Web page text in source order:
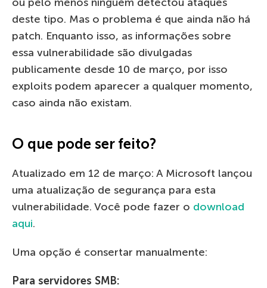
deste tipo. Mas o problema é que ainda não há
patch. Enquanto isso, as informações sobre
essa vulnerabilidade são divulgadas
publicamente desde 10 de março, por isso
exploits podem aparecer a qualquer momento,
caso ainda não existam.
O que pode ser feito?
Atualizado em 12 de março: A Microsoft lançou
uma atualização de segurança para esta
vulnerabilidade. Você pode fazer o download
aqui.
Uma opção é consertar manualmente:
Para servidores SMB: